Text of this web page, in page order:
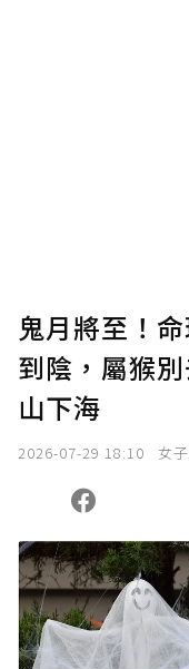
您當前剩餘 U
鬼月將至！
到陰，屬猴
山下海
2026-07-29 18:10 女